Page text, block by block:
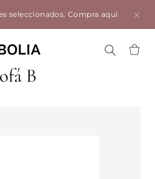
seleccionados.Compra aquí
B